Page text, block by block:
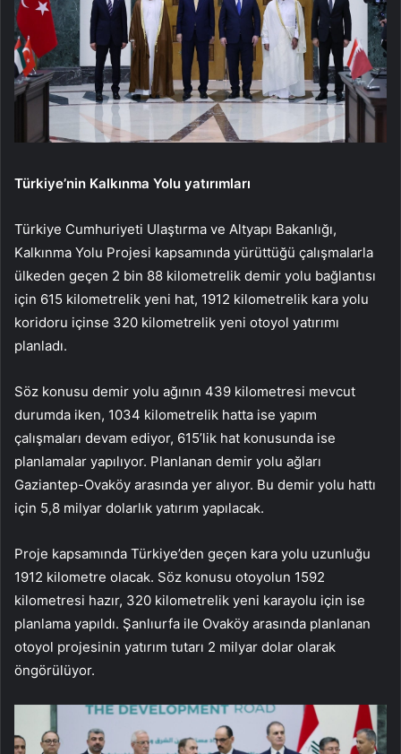
Türkiye’nin Kalkınma Yolu yatırımları
Türkiye Cumhuriyeti Ulaştırma ve Altyapı Bakanlığı,
Kalkınma Yolu Projesi kapsamında yürüttüğü çalışmalarla
ülkeden geçen 2 bin 88 kilometrelik demir yolu bağlantısı
için 615 kilometrelik yeni hat, 1912 kilometrelik kara yolu
koridoru içinse 320 kilometrelik yeni otoyol yatırımı
planladı.
Söz konusu demir yolu ağının 439 kilometresi mevcut
durumda iken, 1034 kilometrelik hatta ise yapım
çalışmaları devam ediyor, 615’lik hat konusunda ise
planlamalar yapılıyor. Planlanan demir yolu ağları
Gaziantep-Ovaköy arasında yer alıyor. Bu demir yolu hattı
için 5,8 milyar dolarlık yatırım yapılacak.
Proje kapsamında Türkiye’den geçen kara yolu uzunluğu
1912 kilometre olacak. Söz konusu otoyolun 1592
kilometresi hazır, 320 kilometrelik yeni karayolu için ise
planlama yapıldı. Şanlıurfa ile Ovaköy arasında planlanan
otoyol projesinin yatırım tutarı 2 milyar dolar olarak
öngörülüyor.